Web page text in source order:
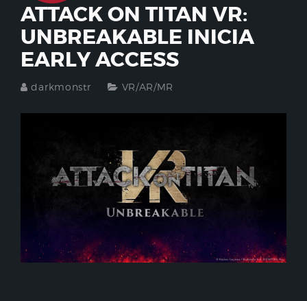
ATTACK ON TITAN VR:
UNBREAKABLE INICIA
EARLY ACCESS
darkmonstr VR/AR/MR